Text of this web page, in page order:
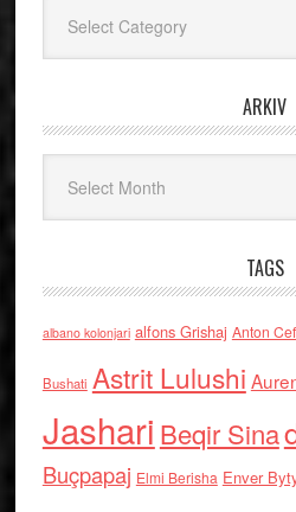
ARKIV
TAGS
albano kolonjari alfons Grishaj Anton
Bushati Astrit Lulushi
Jashari Beqir Sina
Buçpapaj Elmi Berisha Enver